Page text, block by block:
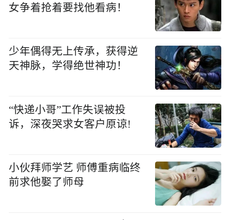
女争着抢着要找他看病！
少年偶得无上传承，获得逆
天神脉，学得绝世神功！
“快递小哥”工作失误被投
诉，深夜哭求女客户原谅!
小伙拜师学艺 师傅重病临终
前求他娶了师母